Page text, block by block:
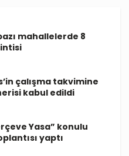
mahallelerde 8
çalışma takvimine
kabul edildi
Yasa” konulu
yaptı